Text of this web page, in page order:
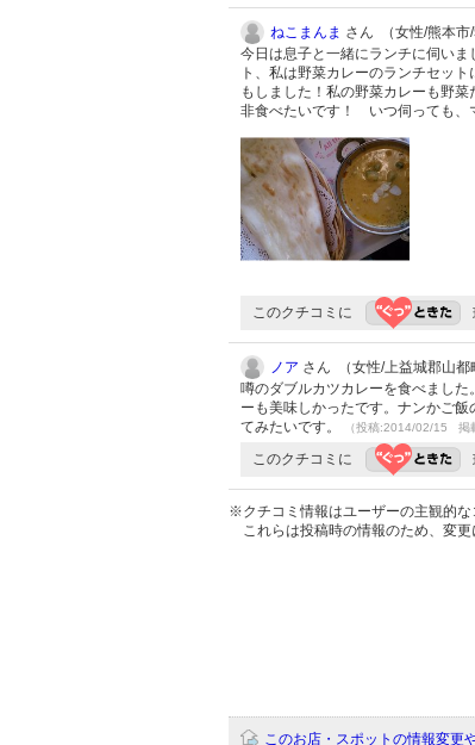
ねこまんま さん （女性/熊本市/
今日は息子と一緒にランチに伺い
ト、私は野菜カレーのランチセッ
もしました！私の野菜カレーも野
非食べたいです！ いつ伺っても、
このクチコミに
ノア さん （女性/上益城郡山都
噂のダブルカツカレーを食べまし
ーも美味しかったです。ナンかご
てみたいです。
（投稿:2014/02/15 掲
このクチコミに
※クチコミ情報はユーザーの主観的な
これらは投稿時の情報のため、変
このお店・スポットの情報変更